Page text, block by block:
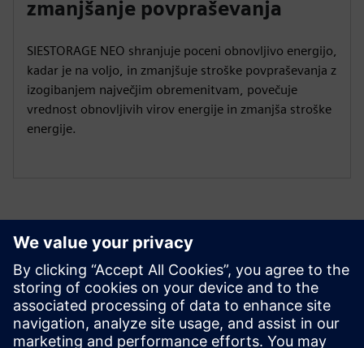
zmanjšanje povpraševanja
SIESTORAGE NEO shranjuje poceni obnovljivo energijo,
kadar je na voljo, in zmanjšuje stroške povpraševanja z
izogibanjem največjim obremenitvam, povečuje
vrednost obnovljivih virov energije in zmanjša stroške
energije.
Rešitve za shranjevanje energije
akumulatorja
Pridobite poglobljeno znanje in vpogled v BESS